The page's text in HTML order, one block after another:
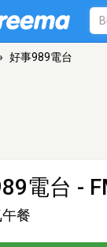
好事989電台
電台 -
餐